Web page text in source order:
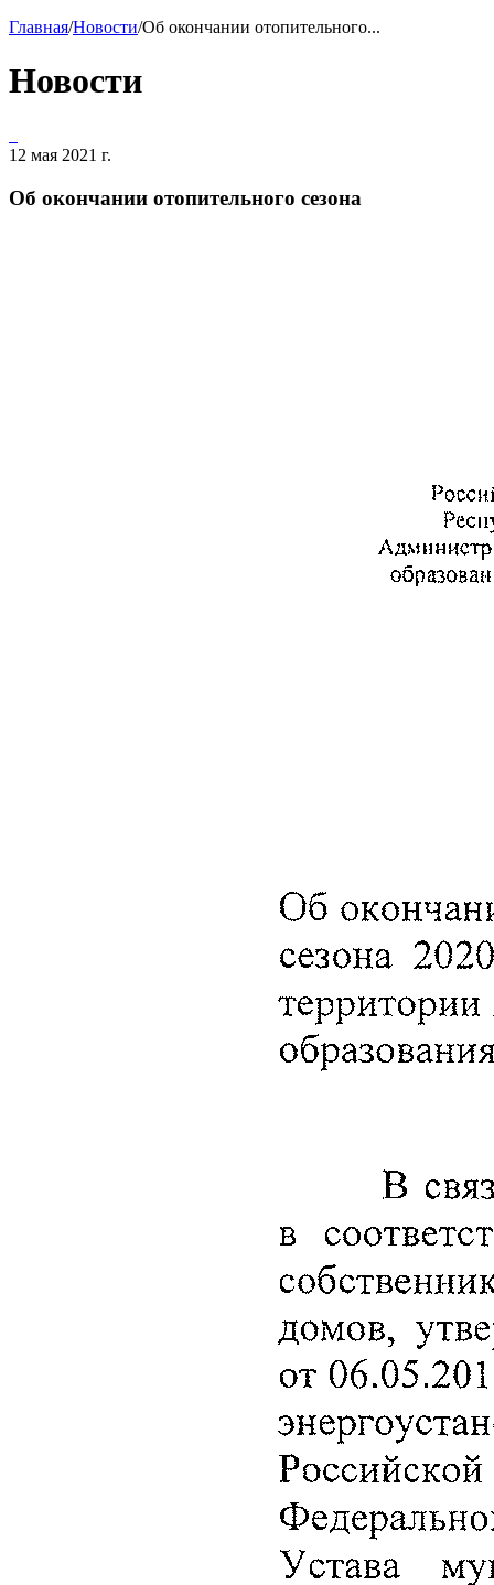
Главная/Новости/Об окончании отопительного...
Новости
12 мая 2021 г.
Об окончании отопительного сезона